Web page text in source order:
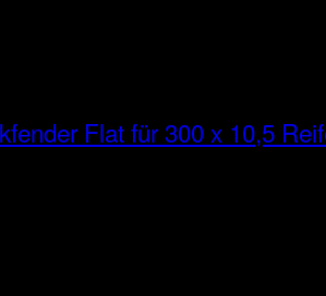
Flat für 300 x 10,5